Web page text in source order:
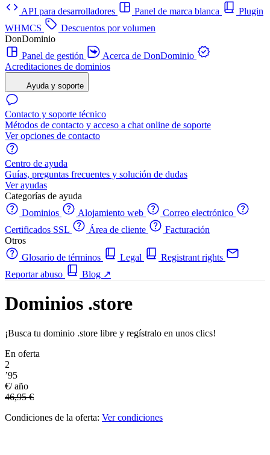
API para desarrolladores
Panel de marca blanca
Plugin
WHMCS
Descuentos por volumen
DonDominio
Panel de gestión
Acerca de DonDominio
Acreditaciones de dominios
Ayuda y soporte
Contacto y soporte técnico
Métodos de contacto y acceso a chat online de soporte
Ver opciones de contacto
Centro de ayuda
Guías, preguntas frecuentes y solución de dudas
Ver ayudas
Categorías de ayuda
Dominios
Alojamiento web
Correo electrónico
Certificados SSL
Área de cliente
Facturación
Otros
Glosario de términos
Legal
Registrant rights
Reportar abuso
Blog ↗
Dominios .store
¡Busca tu dominio .store libre y regístralo en unos clics!
En oferta
2
’95
€/ año
46,95 €
Condiciones de la oferta: Ver condiciones